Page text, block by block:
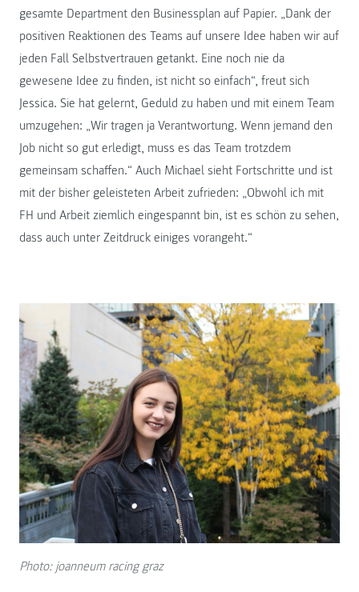
gesamte Department den Businessplan auf Papier. „Dank der
positiven Reaktionen des Teams auf unsere Idee haben wir auf
jeden Fall Selbstvertrauen getankt. Eine noch nie da
gewesene Idee zu finden, ist nicht so einfach“, freut sich
Jessica. Sie hat gelernt, Geduld zu haben und mit einem Team
umzugehen: „Wir tragen ja Verantwortung. Wenn jemand den
Job nicht so gut erledigt, muss es das Team trotzdem
gemeinsam schaffen.“ Auch Michael sieht Fortschritte und ist
mit der bisher geleisteten Arbeit zufrieden: „Obwohl ich mit
FH und Arbeit ziemlich eingespannt bin, ist es schön zu sehen,
dass auch unter Zeitdruck einiges vorangeht.“
Photo: joanneum racing graz